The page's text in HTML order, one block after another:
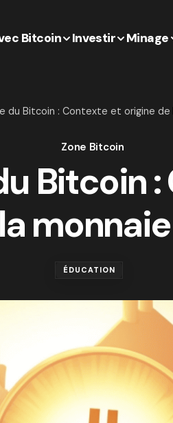
Bitcoin Investir Minage
du Bitcoin : Contexte et origine
Zone Bitcoin
Bitcoin
ÉDUCATION